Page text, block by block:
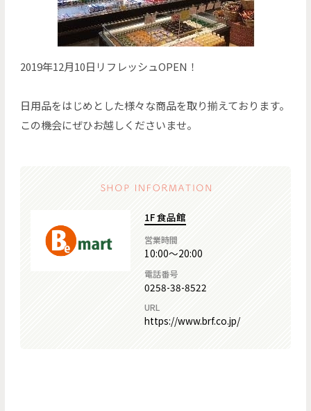
2019年12月10日リフレッシュOPEN！
日用品をはじめとした様々な商品を取り揃えております。
この機会にぜひお越しくださいませ。
1F 食品館
営業時間
10:00～20:00
電話番号
0258-38-8522
URL
https://www.brf.co.jp/